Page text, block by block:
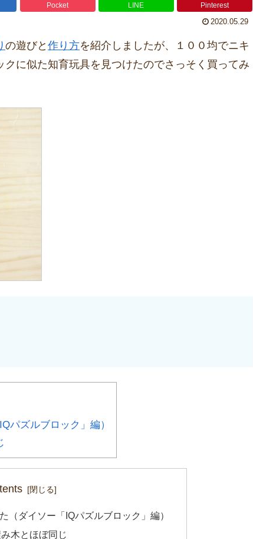
Pocket LINE Pinterest
2020.05.29
の遊びと 作り方を紹介しましたが、１００均でニキ
に似た知育玩具を見つけたのでさっそく買ってみ
パズルブロック」編）
（ダイソー「IQパズルブロック」編）
木とほぼ同じ